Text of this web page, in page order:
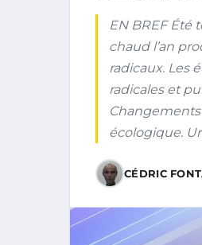
EN BREF Été
chaud l’an
radicaux. Les
radicales et
écologique.
CÉDRIC